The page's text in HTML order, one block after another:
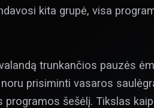
kita grupė, visa
trunkančios pauzės
prisiminti vasaros
šešėlį. Tikslas